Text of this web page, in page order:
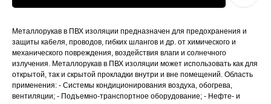
Металлорукав в ПВХ изоляции предназначен для предохранения и
защиты кабеля, проводов, гибких шлангов и др. от химического и
механического повреждения, воздействия влаги и солнечного
излучения. Металлорукав в ПВХ изоляции может использовать как для
открытой, так и скрытой прокладки внутри и вне помещений. Область
применения: - Системы кондиционирования воздуха, обогрева,
вентиляции; - Подъемно-транспортное оборудование; - Нефте- и